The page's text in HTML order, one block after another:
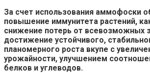
За счет использования аммофоски
повышение иммунитета растений,
снижение потерь от всевозможных
достижение устойчивого,
планомерного роста вкупе с
урожайности, улучшением
белков и углеводов.